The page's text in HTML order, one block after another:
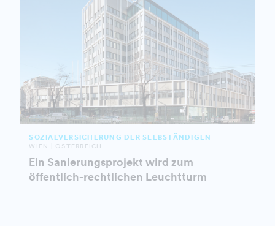
SOZIALVERSICHERUNG DER SELBSTÄNDIGEN
WIEN | ÖSTERREICH
Ein Sanierungsprojekt wird zum
öffentlich-rechtlichen Leuchtturm